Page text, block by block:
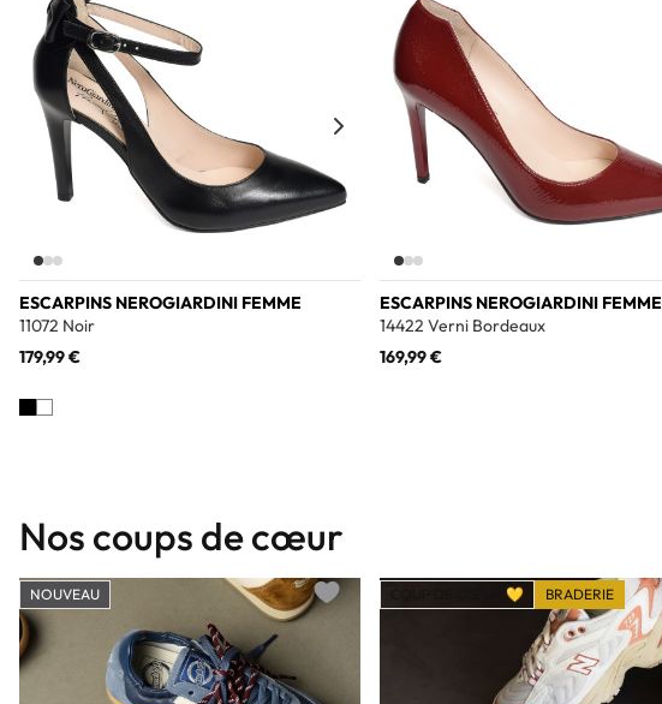
ESCARPINS NEROGIARDINI FEMME
11072 Noir
179,99 €
ESCARPINS NEROGIARDINI FEMME
14422 Verni Bordeaux
169,99 €
Nos coups de cœur
NOUVEAU
Add to wishlist
COUP DE CŒUR 💛 BRADERIE